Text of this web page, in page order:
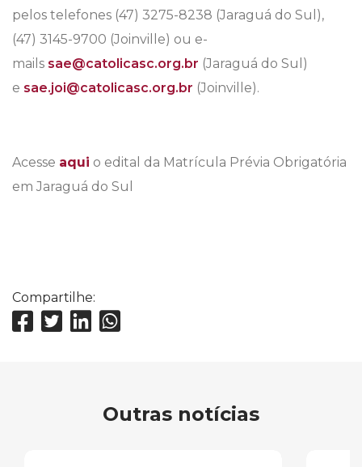
pelos telefones (47) 3275-8238 (Jaraguá do Sul),
(47) 3145-9700 (Joinville) ou e-
mails sae@catolicasc.org.br (Jaraguá do Sul)
e sae.joi@catolicasc.org.br (Joinville).
Acesse aqui o edital da Matrícula Prévia Obrigatória
em Jaraguá do Sul
Compartilhe:
Outras notícias